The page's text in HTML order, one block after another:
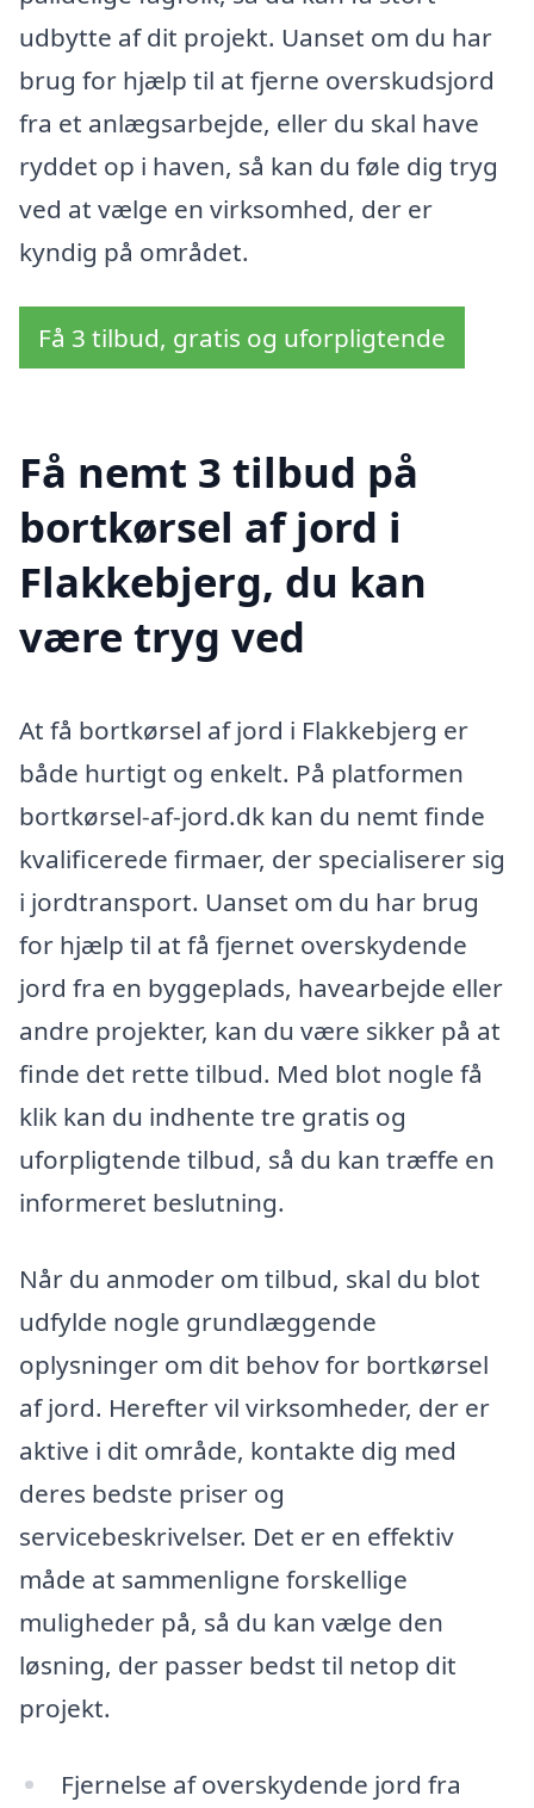
udbytte af dit projekt. Uanset om du har
brug for hjælp til at fjerne overskudsjord
fra et anlægsarbejde, eller du skal have
ryddet op i haven, så kan du føle dig tryg
ved at vælge en virksomhed, der er
kyndig på området.
Få 3 tilbud, gratis og uforpligtende
Få nemt 3 tilbud på
bortkørsel af jord i
Flakkebjerg, du kan
være tryg ved
At få bortkørsel af jord i Flakkebjerg er
både hurtigt og enkelt. På platformen
bortkørsel-af-jord.dk kan du nemt finde
kvalificerede firmaer, der specialiserer sig
i jordtransport. Uanset om du har brug
for hjælp til at få fjernet overskydende
jord fra en byggeplads, havearbejde eller
andre projekter, kan du være sikker på at
finde det rette tilbud. Med blot nogle få
klik kan du indhente tre gratis og
uforpligtende tilbud, så du kan træffe en
informeret beslutning.
Når du anmoder om tilbud, skal du blot
udfylde nogle grundlæggende
oplysninger om dit behov for bortkørsel
af jord. Herefter vil virksomheder, der er
aktive i dit område, kontakte dig med
deres bedste priser og
servicebeskrivelser. Det er en effektiv
måde at sammenligne forskellige
muligheder på, så du kan vælge den
løsning, der passer bedst til netop dit
projekt.
Fjernelse af overskydende jord fra